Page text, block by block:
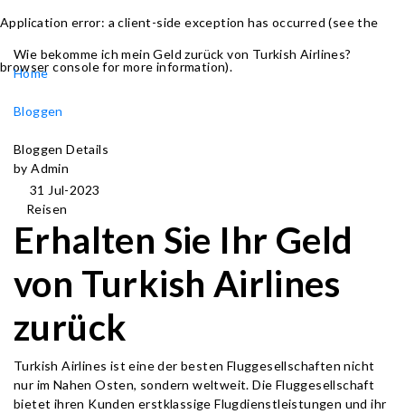
Application error: a client-side exception has occurred (see the
browser console for more information).
Wie bekomme ich mein Geld zurück von Turkish Airlines?
Home
Bloggen
Bloggen Details
by Admin
31 Jul-2023
Reisen
Erhalten Sie Ihr Geld
von Turkish Airlines
zurück
Turkish Airlines ist eine der besten Fluggesellschaften nicht
nur im Nahen Osten, sondern weltweit. Die Fluggesellschaft
bietet ihren Kunden erstklassige Flugdienstleistungen und ihr